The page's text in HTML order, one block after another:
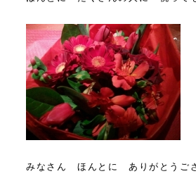
みなさん ほんとに ありがとうご